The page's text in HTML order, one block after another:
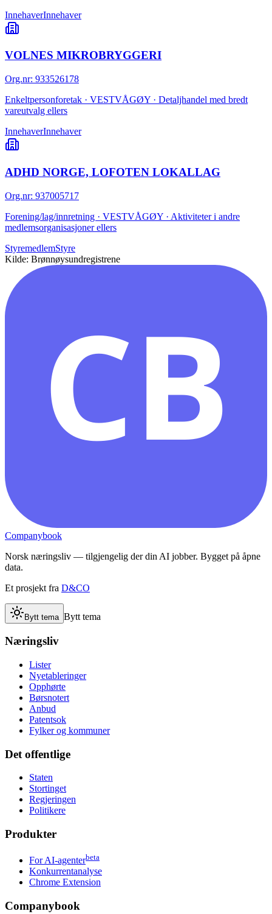
InnehaverInnehaver
VOLNES MIKROBRYGGERI
Org.nr: 933526178
Enkeltpersonforetak · VESTVÅGØY · Detaljhandel med bredt
vareutvalg ellers
InnehaverInnehaver
ADHD NORGE, LOFOTEN LOKALLAG
Org.nr: 937005717
Forening/lag/innretning · VESTVÅGØY · Aktiviteter i andre
medlemsorganisasjoner ellers
StyremedlemStyre
Kilde: Brønnøysundregistrene
CB
Companybook
Norsk næringsliv — tilgjengelig der din AI jobber. Bygget på åpne
data.
Et prosjekt fra D&CO
Bytt tema Bytt tema
Næringsliv
Lister
Nyetableringer
Opphørte
Børsnotert
Anbud
Patentsok
Fylker og kommuner
Det offentlige
Staten
Stortinget
Regjeringen
Politikere
Produkter
For AI-agenterbeta
Konkurrentanalyse
Chrome Extension
Companybook